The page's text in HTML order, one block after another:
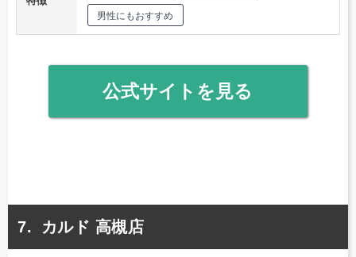
男性にもおすすめ
公式サイトを見る
カルド 高槻店